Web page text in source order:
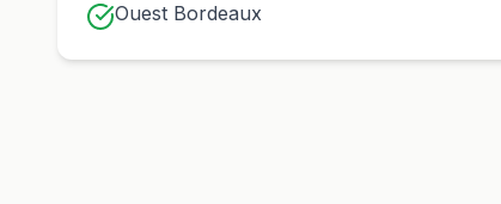
Ouest Bordeaux